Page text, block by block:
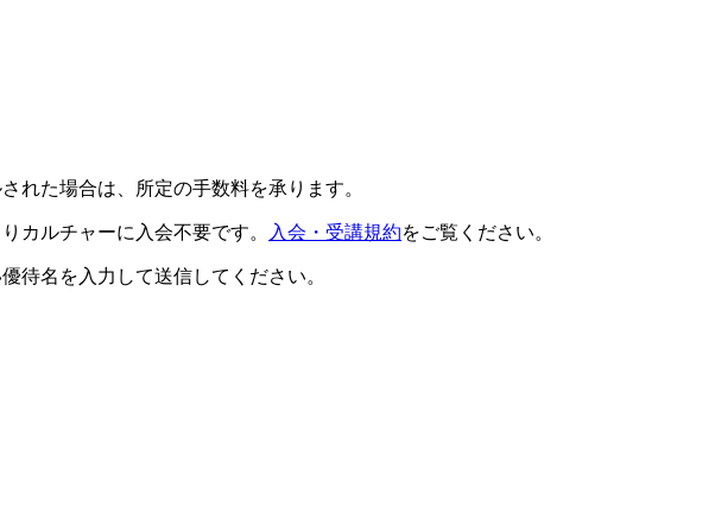
れた場合は、所定の手数料を承ります。
カルチャーに入会不要です。 入会・受講規約をご覧ください。
待名を入力して送信してください。